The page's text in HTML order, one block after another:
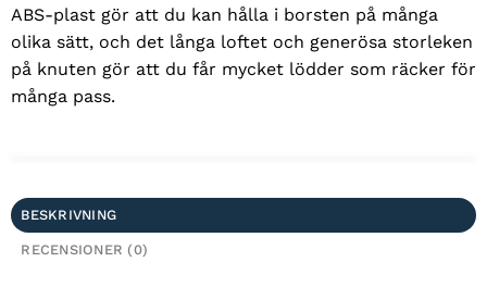
ABS-plast gör att du kan hålla i borsten på många
olika sätt, och det långa loftet och generösa storleken
på knuten gör att du får mycket lödder som räcker för
många pass.
BESKRIVNING
RECENSIONER (0)